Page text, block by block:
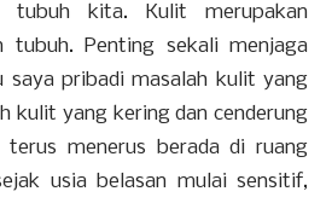
tubuh kita. Kulit merupakan
tubuh. Penting sekali menjaga
saya pribadi masalah kulit yang
kulit yang kering dan cenderung
menerus berada di ruang
usia belasan mulai sensitif,